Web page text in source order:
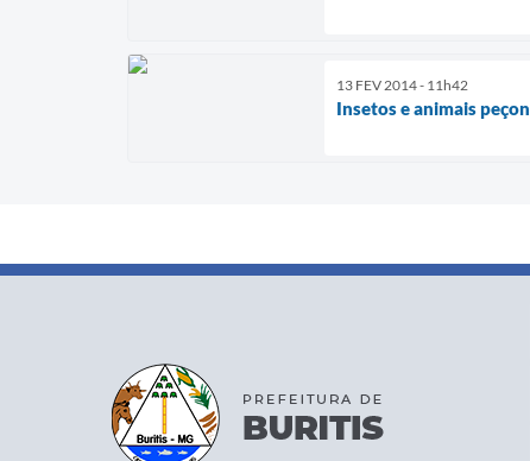
13 FEV 2014 - 11h42
Insetos e animais